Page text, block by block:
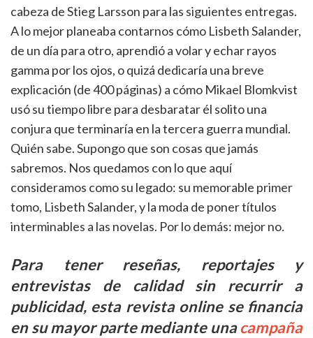
cabeza de Stieg Larsson para las siguientes entregas.
A lo mejor planeaba contarnos cómo Lisbeth Salander,
de un día para otro, aprendió a volar y echar rayos
gamma por los ojos, o quizá dedicaría una breve
explicación (de 400 páginas) a cómo Mikael Blomkvist
usó su tiempo libre para desbaratar él solito una
conjura que terminaría en la tercera guerra mundial.
Quién sabe. Supongo que son cosas que jamás
sabremos. Nos quedamos con lo que aquí
consideramos como su legado: su memorable primer
tomo, Lisbeth Salander, y la moda de poner títulos
interminables a las novelas. Por lo demás: mejor no.
Para tener reseñas, reportajes y
entrevistas de calidad sin recurrir a
publicidad, esta revista online se financia
en su mayor parte mediante unacampaña